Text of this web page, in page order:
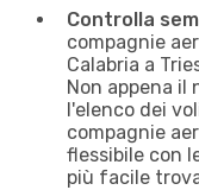
Controlla
compagnie
Calabria a
Non appena il
l'elenco dei
compagnie
flessibile con
più facile